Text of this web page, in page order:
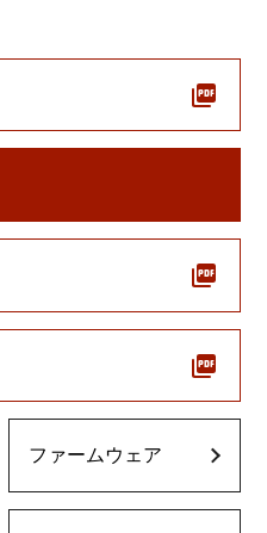
ファームウェア